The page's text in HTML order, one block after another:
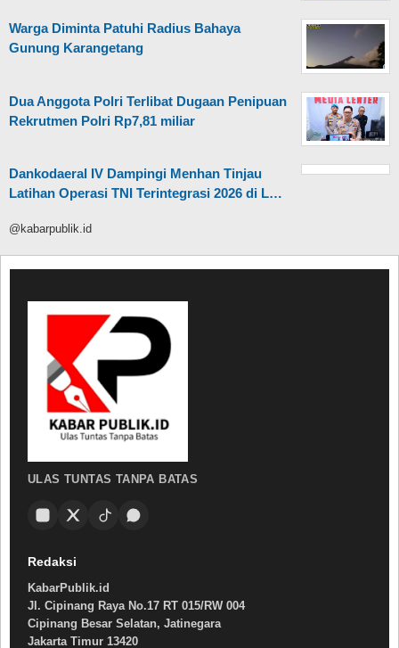
Warga Diminta Patuhi Radius Bahaya
Gunung Karangetang
Dua Anggota Polri Terlibat Dugaan Penipuan
Rekrutmen Polri Rp7,81 miliar
Dankodaeral IV Dampingi Menhan Tinjau
Latihan Operasi TNI Terintegrasi 2026 di L…
@kabarpublik.id
ULAS TUNTAS TANPA BATAS
Redaksi
KabarPublik.id
Jl. Cipinang Raya No.17 RT 015/RW 004
Cipinang Besar Selatan, Jatinegara
Jakarta Timur 13420